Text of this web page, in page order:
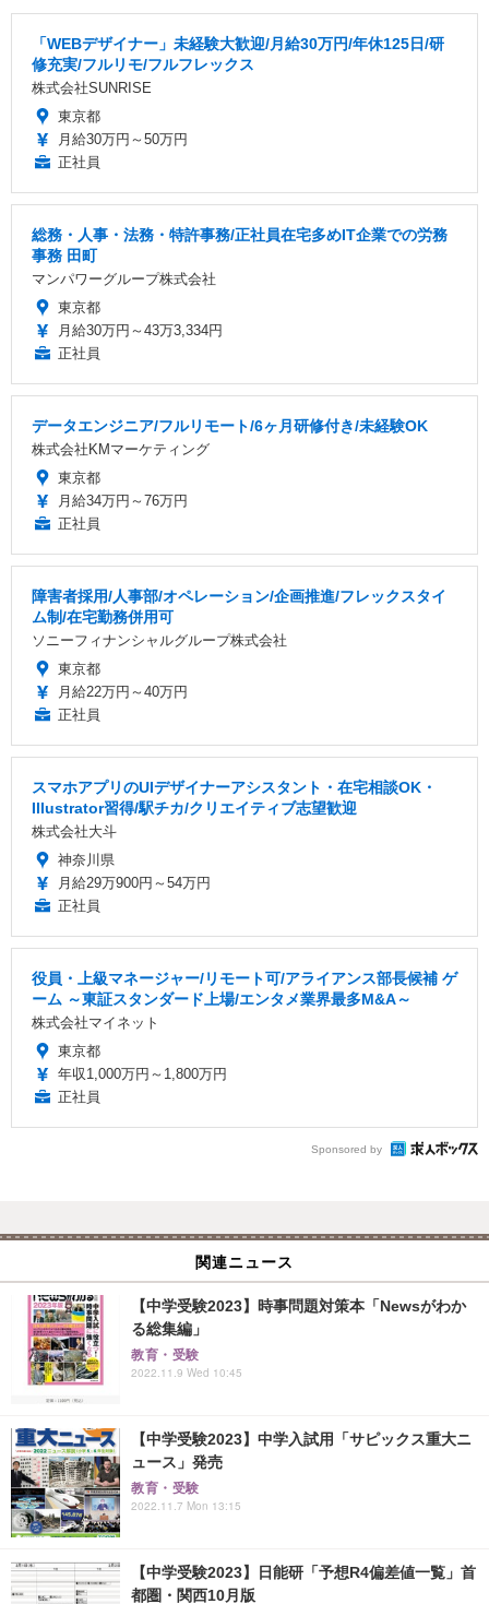
「WEBデザイナー」未経験大歓迎/月給30万円/年休125日/研
修充実/フルリモ/フルフレックス
株式会社SUNRISE
東京都
月給30万円～50万円
正社員
総務・人事・法務・特許事務/正社員在宅多めIT企業での労務
事務 田町
マンパワーグループ株式会社
東京都
月給30万円～43万3,334円
正社員
データエンジニア/フルリモート/6ヶ月研修付き/未経験OK
株式会社KMマーケティング
東京都
月給34万円～76万円
正社員
障害者採用/人事部/オペレーション/企画推進/フレックスタイ
ム制/在宅勤務併用可
ソニーフィナンシャルグループ株式会社
東京都
月給22万円～40万円
正社員
スマホアプリのUIデザイナーアシスタント・在宅相談OK・
Illustrator習得/駅チカ/クリエイティブ志望歓迎
株式会社大斗
神奈川県
月給29万900円～54万円
正社員
役員・上級マネージャー/リモート可/アライアンス部長候補 ゲ
ーム ～東証スタンダード上場/エンタメ業界最多M&A～
株式会社マイネット
東京都
年収1,000万円～1,800万円
正社員
Sponsored by
関連ニュース
【中学受験2023】時事問題対策本「Newsがわか
る総集編」
教育・受験
2022.11.9 Wed 10:45
【中学受験2023】中学入試用「サピックス重大ニ
ュース」発売
教育・受験
2022.11.7 Mon 13:15
【中学受験2023】日能研「予想R4偏差値一覧」首
都圏・関西10月版